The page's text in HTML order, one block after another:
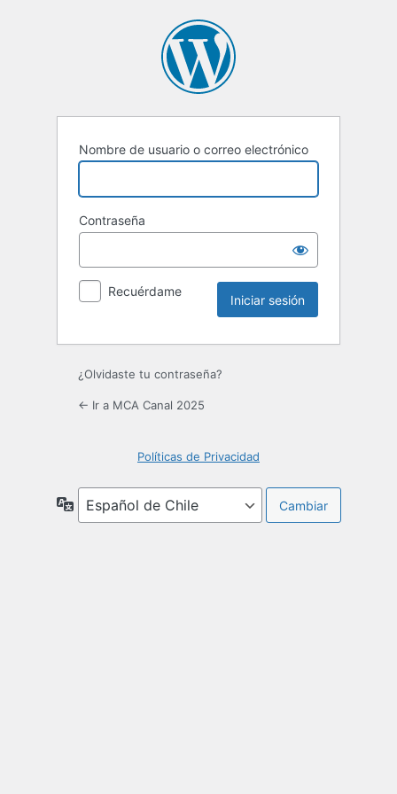
Nombre de usuario o correo electrónico
Contraseña
Recuérdame
¿Olvidaste tu contraseña?
← Ir a MCA Canal 2025
Políticas de Privacidad
Idioma